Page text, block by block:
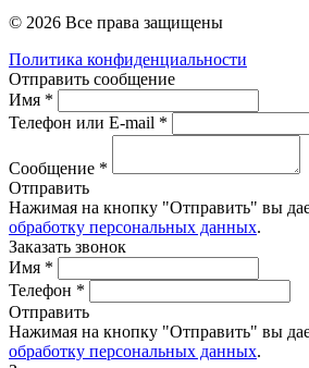
© 2026 Все права защищены
Политика конфиденциальности
Отправить сообщение
Имя *
Телефон или E-mail *
Сообщение *
Отправить
Нажимая на кнопку "Отправить" вы
обработку персональных данных.
Заказать звонок
Имя *
Телефон *
Отправить
Нажимая на кнопку "Отправить" вы
обработку персональных данных.